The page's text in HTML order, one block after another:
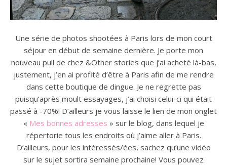
Une série de photos shootées à Paris lors de mon court
séjour en début de semaine dernière. Je porte mon
nouveau pull de chez &Other stories que j’ai acheté là-bas,
justement, j’en ai profité d’être à Paris afin de me rendre
dans cette boutique de dingue. Je ne regrette pas
puisqu’après moult essayages, j’ai choisi celui-ci qui était
passé à -70%! D’ailleurs je vous laisse le lien de mon onglet
« Mes bonnes adresses » sur le blog, dans lequel je
répertorie tous les endroits où j’aime aller à Paris.
D’ailleurs, pour les intéressés/ées, sachez qu’une vidéo
sur le sujet sortira semaine prochaine! Vous pouvez